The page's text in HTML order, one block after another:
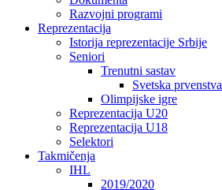
Razvojni programi
Reprezentacija
Istorija reprezentacije Srbije
Seniori
Trenutni sastav
Svetska prvenstva
Olimpijske igre
Reprezentacija U20
Reprezentacija U18
Selektori
Takmičenja
IHL
2019/2020